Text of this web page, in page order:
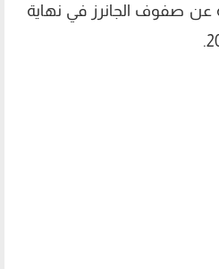
عن صفوف الجانرز في نهاية